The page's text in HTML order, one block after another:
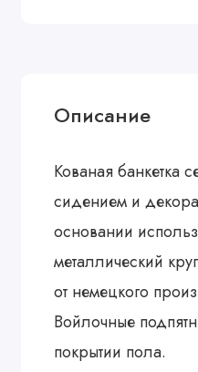
Описание
Кованая банкетка
сидением и
основании
металлический
от немецкого
Войлочные
покрытии пола.